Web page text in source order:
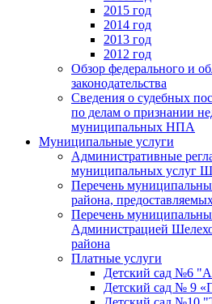
2015 год
2014 год
2013 год
2012 год
Обзор федерального и
законодательства
Сведения о судебных
по делам о признании
муниципальных НПА
Муниципальные услуги
Административные
муниципальных услуг
Перечень
района,
Перечень
Администрацией
района
Платные услуги
Детский сад №6
Детский сад № 9